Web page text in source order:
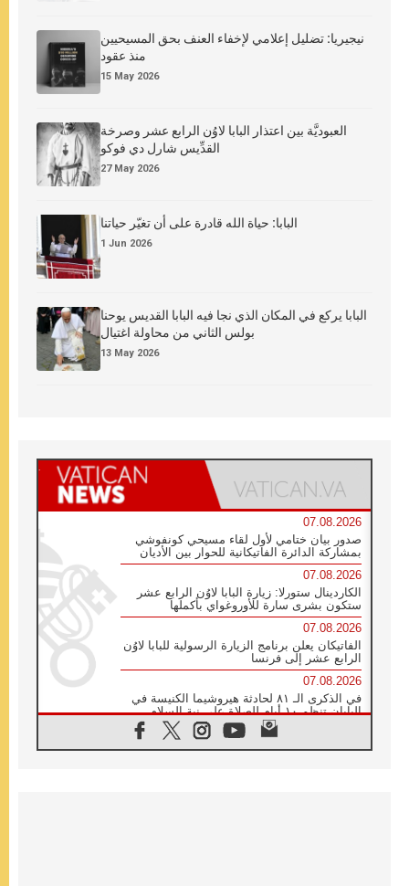
نيجيريا: تضليل إعلامي لإخفاء العنف بحق المسيحيين
منذ عقود
15 May 2026
العبوديَّة بين اعتذار البابا لاوُن الرابع عشر وصرخة
القدِّيس شارل دي فوكو
27 May 2026
البابا: حياة الله قادرة على أن تغيّر حياتنا
1 Jun 2026
البابا يركع في المكان الذي نجا فيه البابا القديس يوحنا
بولس الثاني من محاولة اغتيال
13 May 2026
07.08.2026
صدور بيان ختامي لأول لقاء مسيحي كونفوشي
بمشاركة الدائرة الفاتيكانية للحوار بين الأديان
07.08.2026
الكاردينال ستورلا: زيارة البابا لاوُن الرابع عشر
ستكون بشرى سارة للأوروغواي بأكملها
07.08.2026
الفاتيكان يعلن برنامج الزيارة الرسولية للبابا لاوُن
الرابع عشر إلى فرنسا
07.08.2026
في الذكرى الـ ٨١ لحادثة هيروشيما الكنيسة في
اليابان تنظم ١٠ أيام للصلاة على نية السلام
الكنيسة في الأوروغواي: زيارة البابا ستعزز